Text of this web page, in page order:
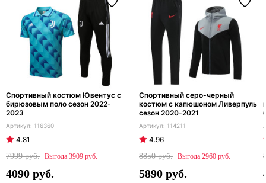
Спортивный костюм Ювентус с
бирюзовым поло сезон 2022-
2023
116360
4.81
7999
3909
4090
Спортивный серо-черный
костюм с капюшоном Ливерпуль
сезон 2020-2021
114211
4.96
8850
2960
5890